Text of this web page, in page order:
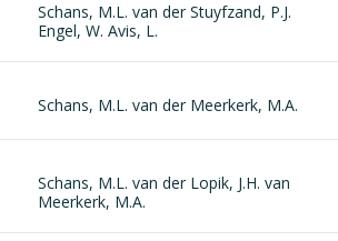
Schans, M.L. van der Stuyfzand, P.J.
Engel, W. Avis, L.
Schans, M.L. van der Meerkerk, M.A.
Schans, M.L. van der Lopik, J.H. van
Meerkerk, M.A.